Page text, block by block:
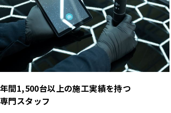
年間1,500台以上の施工実績を持つ
専門スタッフ